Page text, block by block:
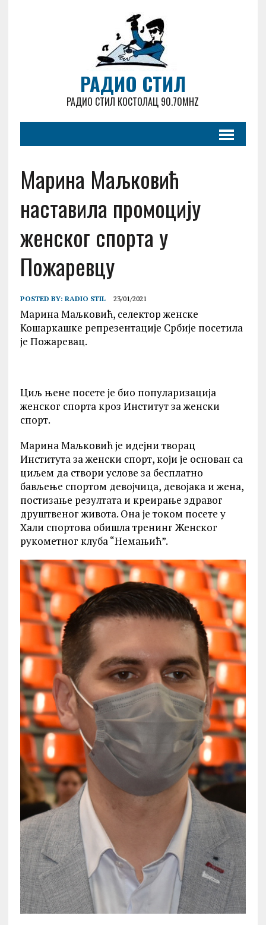
РАДИО СТИЛ
РАДИО СТИЛ КОСТОЛАЦ 90.70MHZ
Марина Маљковић
наставила промоцију
женског спорта у
Пожаревцу
POSTED BY: RADIO STIL 23/01/2021
Марина Маљковић, селектор женске
Кошаркашке репрезентације Србије посетила
је Пожаревац.
Циљ њене посете је био популаризација
женског спорта кроз Институт за женски
спорт.
Марина Маљковић је идејни творац
Института за женски спорт, који је основан са
циљем да створи услове за бесплатно
бављење спортом девојчица, девојака и жена,
постизање резултата и креирање здравог
друштвеног живота. Она је током посете у
Хали спортова обишла тренинг Женског
рукометног клуба “Немањић”.